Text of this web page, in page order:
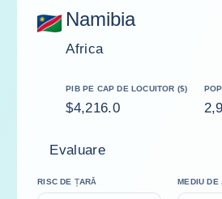
Namibia
Africa
PIB PE CAP DE LOCUITOR ($)
$4,216.0
Evaluare
RISC DE ȚARĂ MEDIU DE